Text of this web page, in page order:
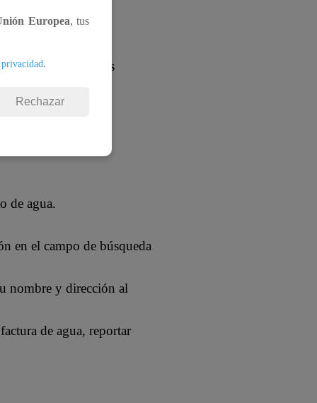
alcantarillado y
y es una de las
de agua.
en el campo de búsqueda
nombre y dirección al
de agua, reportar
Europea, tus
.
Rechazar